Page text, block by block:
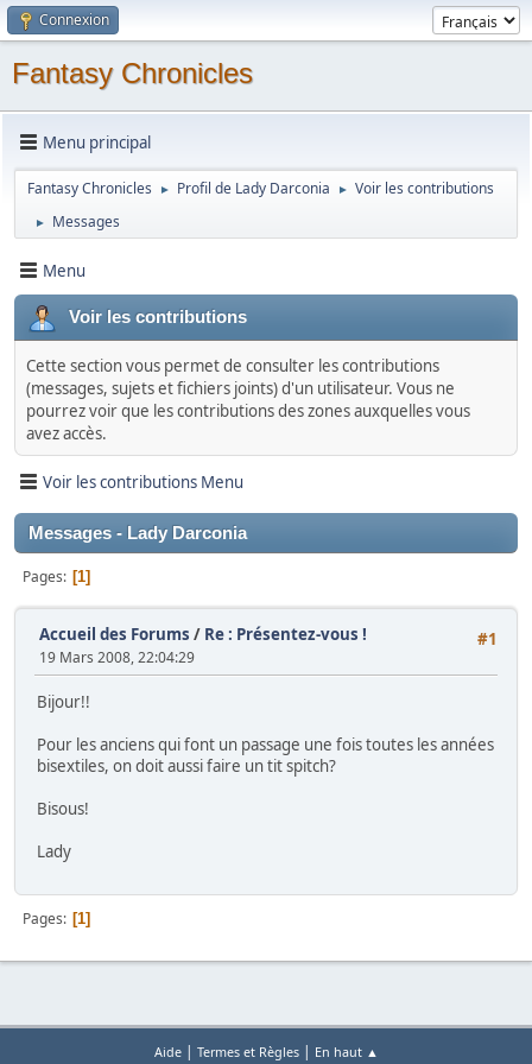
Connexion
Fantasy Chronicles
Menu principal
Fantasy Chronicles ► Profil de Lady Darconia ► Voir les contributions
► Messages
Menu
Voir les contributions
Cette section vous permet de consulter les contributions
(messages, sujets et fichiers joints) d'un utilisateur. Vous ne
pourrez voir que les contributions des zones auxquelles vous
avez accès.
Voir les contributions Menu
Messages - Lady Darconia
Pages 1
#1
Accueil des Forums / Re : Présentez-vous !
19 Mars 2008, 22:04:29
Bijour!!
Pour les anciens qui font un passage une fois toutes les années
bisextiles, on doit aussi faire un tit spitch?
Bisous!
Lady
Pages 1
Aide| Termes et Règles| En haut ▲